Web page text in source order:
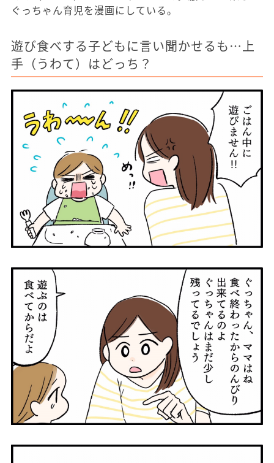
ぐっちゃん育児を漫画にしている。
遊び食べする子どもに言い聞かせるも…上
手（うわて）はどっち？